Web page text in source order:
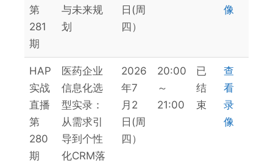
第
281
期
与未来规
划
日(周
四）
像
HAP
实战
直播
第
280
期
医药企业
信息化选
型实录：
从需求引
导到个性
化CRM落
2026
年7
月2
日(周
四）
20:00
～
21:00
已
结
束
查
看
录
像